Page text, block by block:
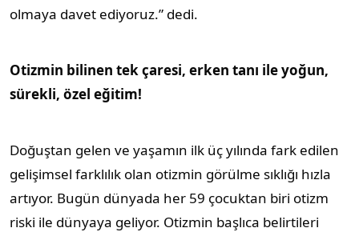
olmaya davet ediyoruz.” dedi.
Otizmin bilinen tek çaresi, erken tanı ile yoğun,
sürekli, özel eğitim!
Doğuştan gelen ve yaşamın ilk üç yılında fark edilen
gelişimsel farklılık olan otizmin görülme sıklığı hızla
artıyor. Bugün dünyada her 59 çocuktan biri otizm
riski ile dünyaya geliyor. Otizmin başlıca belirtileri